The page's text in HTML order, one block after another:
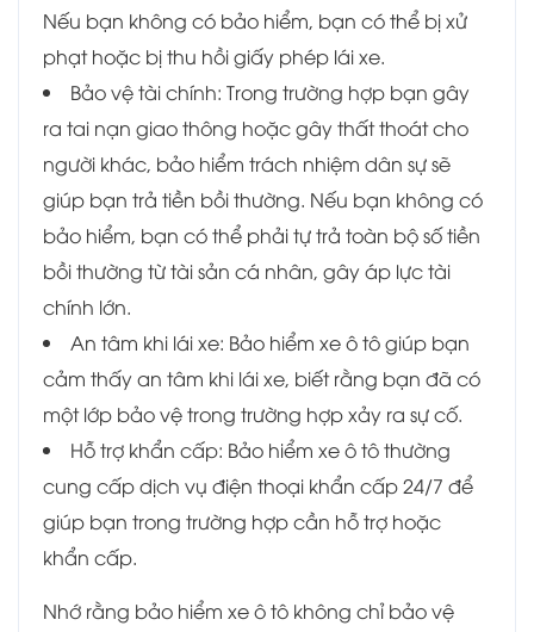
Nếu bạn không có bảo hiểm, bạn có thể bị xử
phạt hoặc bị thu hồi giấy phép lái xe.
Bảo vệ tài chính: Trong trường hợp bạn gây
ra tai nạn giao thông hoặc gây thất thoát cho
người khác, bảo hiểm trách nhiệm dân sự sẽ
giúp bạn trả tiền bồi thường. Nếu bạn không có
bảo hiểm, bạn có thể phải tự trả toàn bộ số tiền
bồi thường từ tài sản cá nhân, gây áp lực tài
chính lớn.
An tâm khi lái xe: Bảo hiểm xe ô tô giúp bạn
cảm thấy an tâm khi lái xe, biết rằng bạn đã có
một lớp bảo vệ trong trường hợp xảy ra sự cố.
Hỗ trợ khẩn cấp: Bảo hiểm xe ô tô thường
cung cấp dịch vụ điện thoại khẩn cấp 24/7 để
giúp bạn trong trường hợp cần hỗ trợ hoặc
khẩn cấp.
Nhớ rằng bảo hiểm xe ô tô không chỉ bảo vệ